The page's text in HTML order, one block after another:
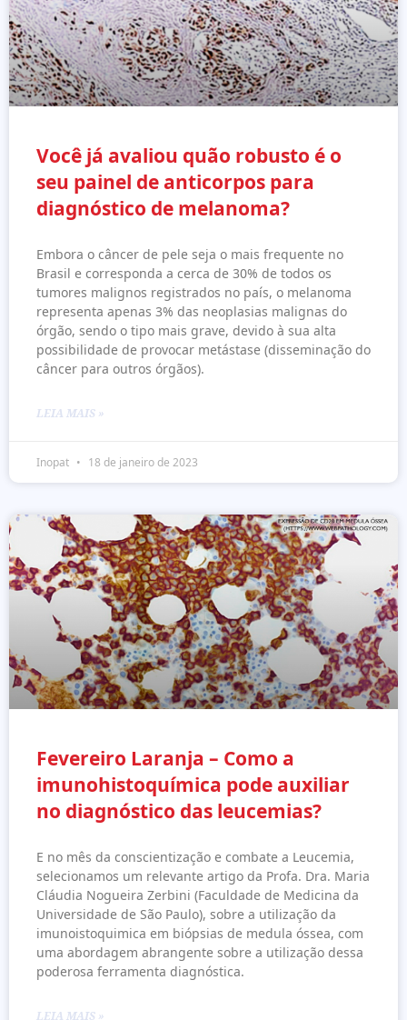
Você já avaliou quão robusto é o
seu painel de anticorpos para
diagnóstico de melanoma?
Embora o câncer de pele seja o mais frequente no
Brasil e corresponda a cerca de 30% de todos os
tumores malignos registrados no país, o melanoma
representa apenas 3% das neoplasias malignas do
órgão, sendo o tipo mais grave, devido à sua alta
possibilidade de provocar metástase (disseminação do
câncer para outros órgãos).
LEIA MAIS »
Inopat 18 de janeiro de 2023
Fevereiro Laranja – Como a
imunohistoquímica pode auxiliar
no diagnóstico das leucemias?
E no mês da conscientização e combate a Leucemia,
selecionamos um relevante artigo da Profa. Dra. Maria
Cláudia Nogueira Zerbini (Faculdade de Medicina da
Universidade de São Paulo), sobre a utilização da
imunoistoquimica em biópsias de medula óssea, com
uma abordagem abrangente sobre a utilização dessa
poderosa ferramenta diagnóstica.
LEIA MAIS »